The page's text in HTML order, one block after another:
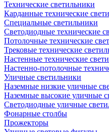
Технические светильники
Карданные технические
Специальные светильники
Светодиодные технические
Потолочные технические
Трековые технические
Настенные технические
Настенно-потолочные
Уличные светильники
Наземные низкие уличные
Наземные высокие уличные
Светодиодные уличные
Фонарные столбы
Прожекторы